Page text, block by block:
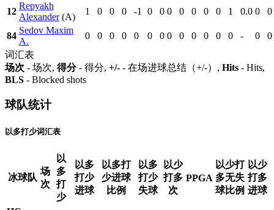
12
Repyakh
Alexander(A)
1 0 0 0 -1 0 0 0 0 0 0 0 1 0.0 0 0
84
Sedov Maxim
A.
0 0 0 0 0 0 0 0 0 0 0 0 0 - 0
0
词汇表
场次 - 场次, 得分- 得分, +/- - 在场进球总结（+/-）, Hits - Hits,
BLS - Blocked shots
球队统计
以多打少词汇表
冰球队
场
次
以
多
打
少
以多
打少
进球
以多打
少进球
比例
以多
打少
失球
以少
打多
次
PPGA
以少打
多无失
球比例
以少
打多
进球